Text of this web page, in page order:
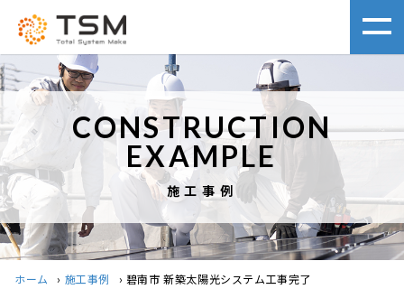
CONSTRUCTION
EXAMPLE
施工事例
ホーム › 施工事例 › 碧南市 新築太陽光システム工事完了